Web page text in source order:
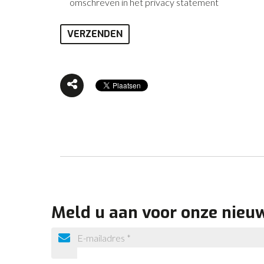
Meld u aan voor onze